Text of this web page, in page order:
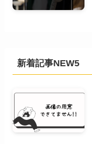
新着記事NEW5